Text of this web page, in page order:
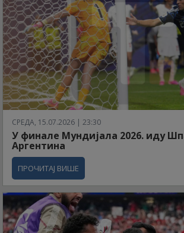
СРЕДА, 15.07.2026 | 23:30
У финале Мундијала 2026. иду
Аргентина
ПРОЧИТАЈ ВИШЕ